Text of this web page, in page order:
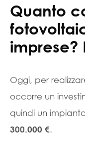
Quanto
imprese?
Oggi, per
occorre un
quindi un
300.000 €.